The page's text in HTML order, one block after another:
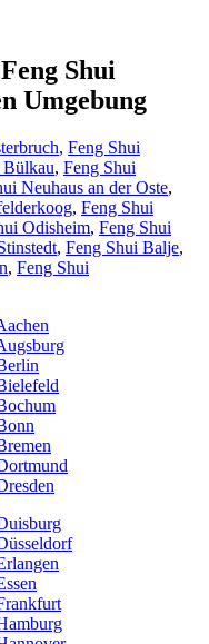
Shui
Umgebung
, Feng Shui
Bülkau, Feng Shui
Neuhaus an der Oste,
, Feng Shui
Odisheim, Feng Shui
, Feng Shui Balje,
, Feng Shui